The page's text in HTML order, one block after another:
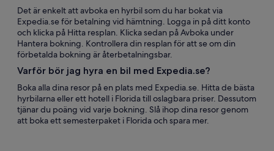
Det är enkelt att avboka en hyrbil som du har bokat via
Expedia.se för betalning vid hämtning. Logga in på ditt konto
och klicka på Hitta resplan. Klicka sedan på Avboka under
Hantera bokning. Kontrollera din resplan för att se om din
förbetalda bokning är återbetalningsbar.
Varför bör jag hyra en bil med Expedia.se?
Boka alla dina resor på en plats med Expedia.se. Hitta de bästa
hyrbilarna eller ett hotell i Florida till oslagbara priser. Dessutom
tjänar du poäng vid varje bokning. Slå ihop dina resor genom
att boka ett semesterpaket i Florida och spara mer.